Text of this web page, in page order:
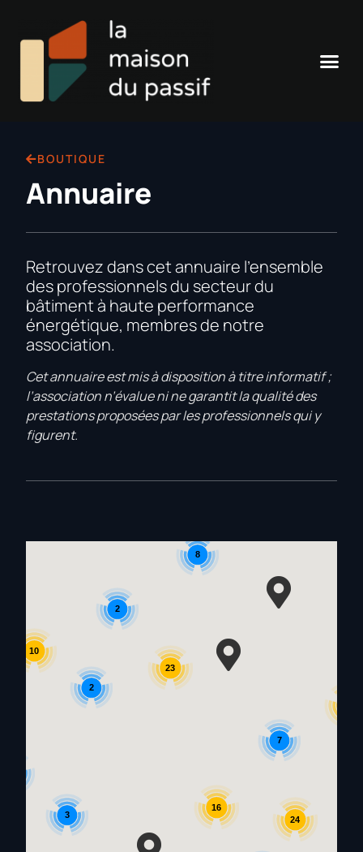
BOUTIQUE
Annuaire
Retrouvez dans cet annuaire l’ensemble
des professionnels du secteur du
bâtiment à haute performance
énergétique, membres de notre
association.
Cet annuaire est mis à disposition à titre informatif ;
l’association n’évalue ni ne garantit la qualité des
prestations proposées par les professionnels qui y
figurent.
23
24
7
2
2
10
16
8
3